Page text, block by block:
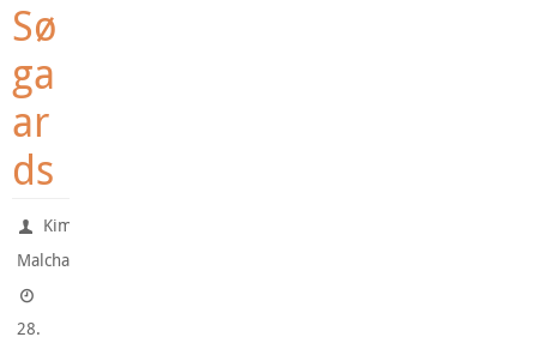
Sø
ga
ar
ds
Kim
Malchau
28.